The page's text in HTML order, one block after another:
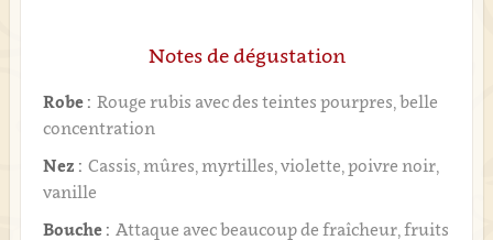
Notes de dégustation
Robe : Rouge rubis avec des teintes pourpres, belle
concentration
Nez : Cassis, mûres, myrtilles, violette, poivre noir,
vanille
Bouche : Attaque avec beaucoup de fraîcheur, fruits